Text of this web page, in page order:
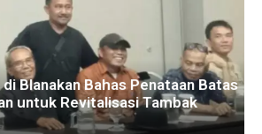
Bahas Penataan Batas
untuk Revitalisasi Tambak